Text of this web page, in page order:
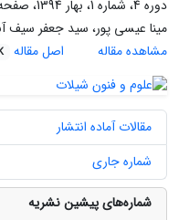
دوره 4، شماره 1، بهار 1394، صفحه
مینا عیسی پور، سید جعفر سیف
مشاهده مقاله
اصل مقاله
مقالات آماده انتشار
شماره جاری
شماره‌های پیشین نشریه